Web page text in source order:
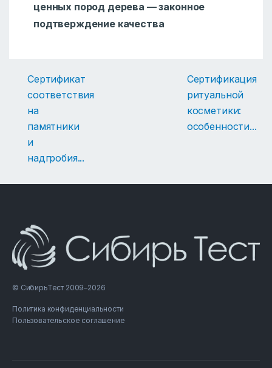
ценных пород дерева — законное
подтверждение качества
Сертификат
соответствия
на
памятники
и
надгробия...
Сертификация
ритуальной
косметики:
особенности...
© СибирьТест 2009–2026
Политика конфиденциальности
Пользовательское соглашение